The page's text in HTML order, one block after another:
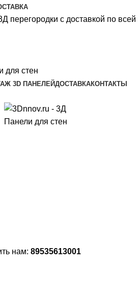
перегородки с доставкой по всей
3D ПАНЕЛЕЙДОСТАВКАКОНТАКТЫ
нам: 89535613001